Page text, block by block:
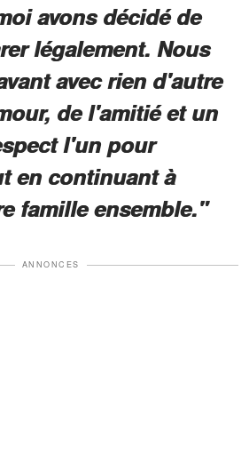
avons décidé de
légalement. Nous
avec rien d'autre
de l'amitié et un
l'un pour
en continuant à
famille ensemble."
ANNONCES